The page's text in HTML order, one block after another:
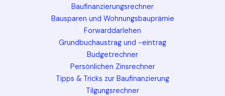
Baufinanzierungsrechner
Bausparen und Wohnungsbauprämie
Forwarddarlehen
Grundbuchaustrag und -eintrag
Budgetrechner
Persönlichen Zinsrechner
Tipps & Tricks zur Baufinanzierung
Tilgungsrechner